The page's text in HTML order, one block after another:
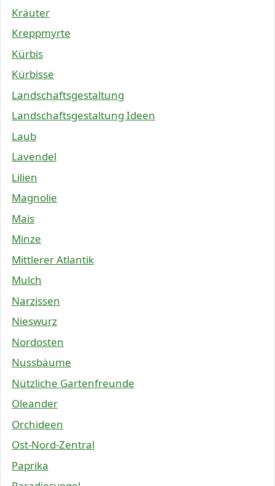
Kräuter
Kreppmyrte
Kürbis
Kürbisse
Landschaftsgestaltung
Landschaftsgestaltung Ideen
Laub
Lavendel
Lilien
Magnolie
Mais
Minze
Mittlerer Atlantik
Mulch
Narzissen
Nieswurz
Nordosten
Nussbäume
Nützliche Gartenfreunde
Oleander
Orchideen
Ost-Nord-Zentral
Paprika